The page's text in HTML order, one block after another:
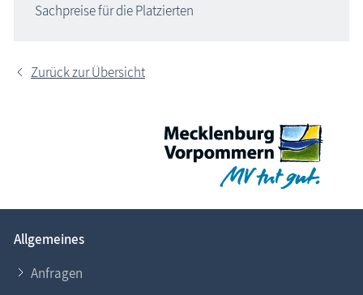
Sachpreise für die Platzierten
Zurück zur Übersicht
Allgemeines
Anfragen